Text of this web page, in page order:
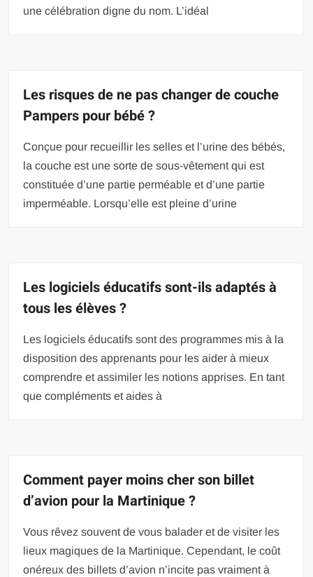
une célébration digne du nom. L’idéal
Les risques de ne pas changer de couche
Pampers pour bébé ?
Conçue pour recueillir les selles et l’urine des bébés,
la couche est une sorte de sous-vêtement qui est
constituée d’une partie perméable et d’une partie
imperméable. Lorsqu’elle est pleine d’urine
Les logiciels éducatifs sont-ils adaptés à
tous les élèves ?
Les logiciels éducatifs sont des programmes mis à la
disposition des apprenants pour les aider à mieux
comprendre et assimiler les notions apprises. En tant
que compléments et aides à
Comment payer moins cher son billet
d’avion pour la Martinique ?
Vous rêvez souvent de vous balader et de visiter les
lieux magiques de la Martinique. Cependant, le coût
onéreux des billets d’avion n’incite pas vraiment à